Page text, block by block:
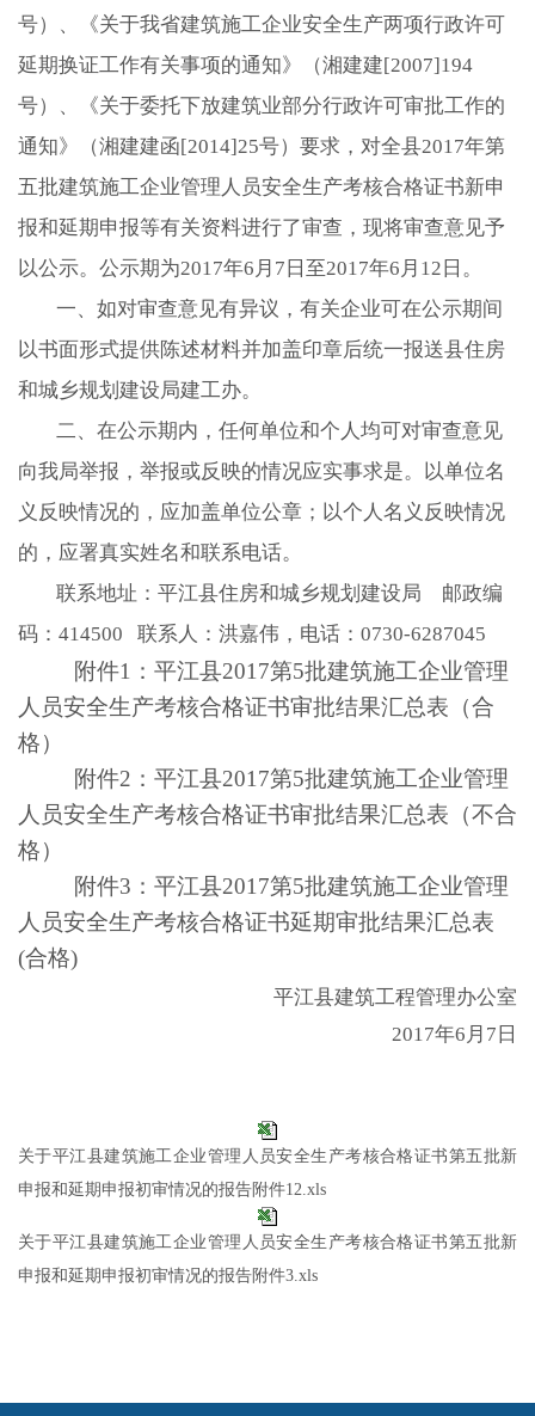
号）、《关于我省建筑施工企业安全生产两项行政许可
延期换证工作有关事项的通知》（湘建建[2007]194
号）、《关于委托下放建筑业部分行政许可审批工作的
通知》（湘建建函[2014]25号）要求，对全县2017年第
五批建筑施工企业管理人员安全生产考核合格证书新申
报和延期申报等有关资料进行了审查，现将审查意见予
以公示。公示期为2017年6 月 7 日至2017年6 月 12 日。
一、如对审查意见有异议，有关企业可在公示期间
以书面形式提供陈述材料并加盖印章后统一报送县住房
和城乡规划建设局建工办。
二、在公示期内，任何单位和个人均可对审查意见
向我局举报，举报或反映的情况应实事求是。以单位名
义反映情况的，应加盖单位公章；以个人名义反映情况
的，应署真实姓名和联系电话。
联系地址：平江县住房和城乡规划建设局 邮政编
码： 414500 联系人：洪嘉伟，电话： 0730-6287045
附件1 ：平江县2017第5批建筑施工企业管理
人员安全生产考核合格证书审批结果汇总表（合
格）
附件2 ：平江县2017第5批建筑施工企业管理
人员安全生产考核合格证书审批结果汇总表（不合
格）
附件3 ：平江县2017第5批建筑施工企业管理
人员安全生产考核合格证书延期审批结果汇总表
(合格)
平江县建筑工程管理办公室
2017年6 月 7 日
关于平江县建筑施工企业管理人员安全生产考核合格证书第五批新
申报和延期申报初审情况的报告附件12.xls
关于平江县建筑施工企业管理人员安全生产考核合格证书第五批新
申报和延期申报初审情况的报告附件3.xls